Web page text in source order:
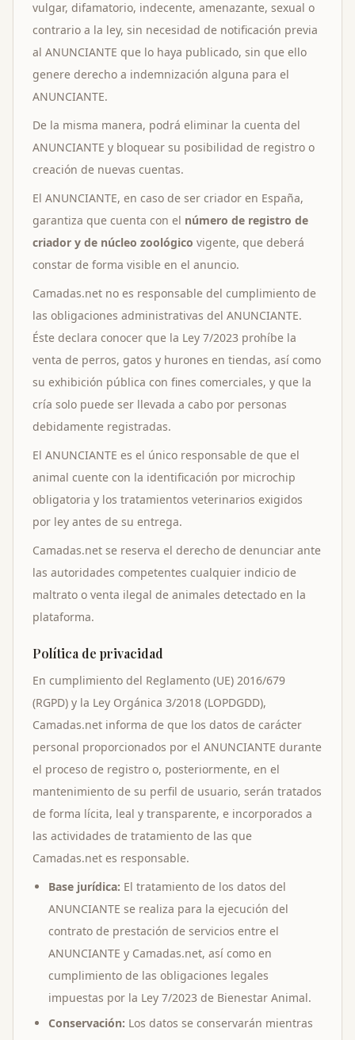
vulgar, difamatorio, indecente, amenazante, sexual o
contrario a la ley, sin necesidad de notificación previa
al ANUNCIANTE que lo haya publicado, sin que ello
genere derecho a indemnización alguna para el
ANUNCIANTE.
De la misma manera, podrá eliminar la cuenta del
ANUNCIANTE y bloquear su posibilidad de registro o
creación de nuevas cuentas.
El ANUNCIANTE, en caso de ser criador en España,
garantiza que cuenta con el número de registro de
criador y de núcleo zoológico vigente, que deberá
constar de forma visible en el anuncio.
Camadas.net no es responsable del cumplimiento de
las obligaciones administrativas del ANUNCIANTE.
Éste declara conocer que la Ley 7/2023 prohíbe la
venta de perros, gatos y hurones en tiendas, así como
su exhibición pública con fines comerciales, y que la
cría solo puede ser llevada a cabo por personas
debidamente registradas.
El ANUNCIANTE es el único responsable de que el
animal cuente con la identificación por microchip
obligatoria y los tratamientos veterinarios exigidos
por ley antes de su entrega.
Camadas.net se reserva el derecho de denunciar ante
las autoridades competentes cualquier indicio de
maltrato o venta ilegal de animales detectado en la
plataforma.
Política de privacidad
En cumplimiento del Reglamento (UE) 2016/679
(RGPD) y la Ley Orgánica 3/2018 (LOPDGDD),
Camadas.net informa de que los datos de carácter
personal proporcionados por el ANUNCIANTE durante
el proceso de registro o, posteriormente, en el
mantenimiento de su perfil de usuario, serán tratados
de forma lícita, leal y transparente, e incorporados a
las actividades de tratamiento de las que
Camadas.net es responsable.
Base jurídica: El tratamiento de los datos del
ANUNCIANTE se realiza para la ejecución del
contrato de prestación de servicios entre el
ANUNCIANTE y Camadas.net, así como en
cumplimiento de las obligaciones legales
impuestas por la Ley 7/2023 de Bienestar Animal.
Conservación: Los datos se conservarán mientras